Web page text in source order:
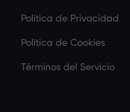
Política de Privacidad
Política de Cookies
Términos del Servicio